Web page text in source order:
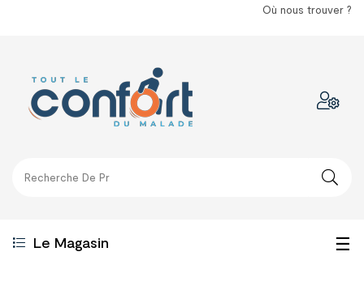
Où nous trouver ?
Le Magasin ☰